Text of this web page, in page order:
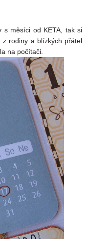
s měsíci od KETA, tak si
rodiny a blízkých přátel
na počítači.